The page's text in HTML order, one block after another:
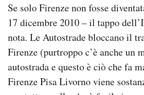
Se solo Firenze non fosse
17 dicembre 2010 – il tappo
nota. Le Autostrade bloccano il
Firenze (purtroppo c’è anche un
autostrada e questo è ciò che fa
Firenze Pisa Livorno viene